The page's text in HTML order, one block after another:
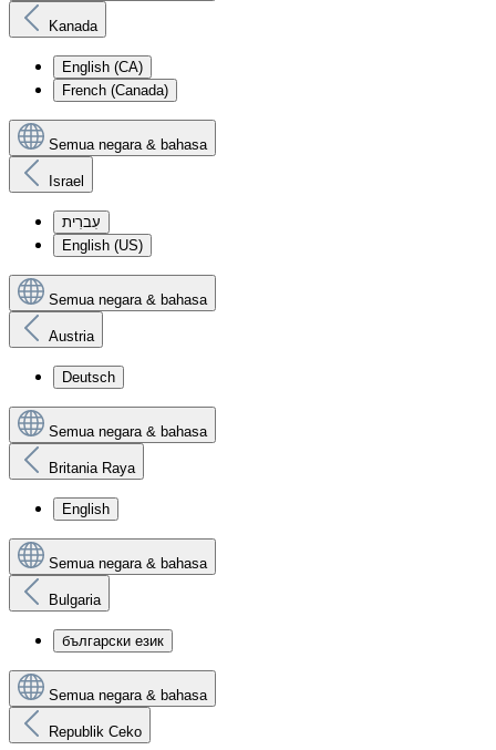
Kanada
English (CA)
French (Canada)
Semua negara & bahasa
Israel
עִברִית
English (US)
Semua negara & bahasa
Austria
Deutsch
Semua negara & bahasa
Britania Raya
English
Semua negara & bahasa
Bulgaria
български език
Semua negara & bahasa
Republik Ceko